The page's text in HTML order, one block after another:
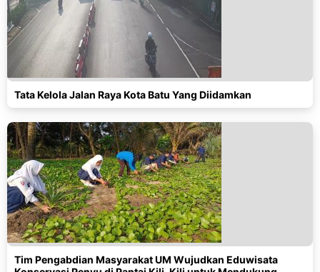
Tata Kelola Jalan Raya Kota Batu Yang Diidamkan
Tim Pengabdian Masyarakat UM Wujudkan Eduwisata